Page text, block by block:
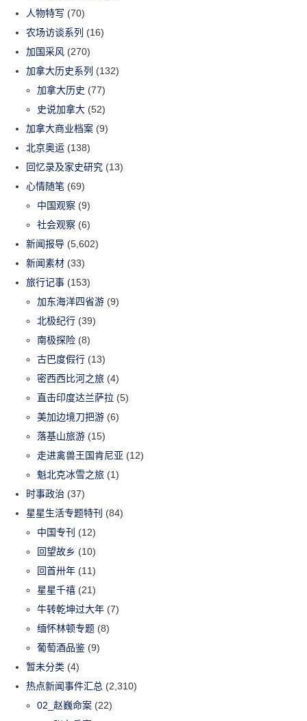
人物特写 (70)
农场访谈系列 (16)
加国采风 (270)
加拿大历史系列 (132)
加拿大历史 (77)
史说加拿大 (52)
加拿大商业档案 (9)
北京奥运 (138)
回忆录及家史研究 (13)
心情随笔 (69)
中国观察 (9)
社会观察 (6)
新闻报导 (5,602)
新闻素材 (33)
旅行记事 (153)
加东海洋四省游 (9)
北极纪行 (39)
南极探险 (8)
古巴度假行 (13)
密西西比河之旅 (4)
直击印度达兰萨拉 (5)
美加边境刀把游 (6)
落基山旅游 (15)
走进禽兽王国肯尼亚 (12)
魁北克冰雪之旅 (1)
时事政治 (37)
星星生活专题特刊 (84)
中国专刊 (12)
回望故乡 (10)
回首卅年 (11)
星星千禧 (21)
牛转乾坤过大年 (7)
缅怀林顿专题 (8)
葡萄酒品鉴 (9)
暂未分类 (4)
热点新闻事件汇总 (2,310)
02_赵巍命案 (22)